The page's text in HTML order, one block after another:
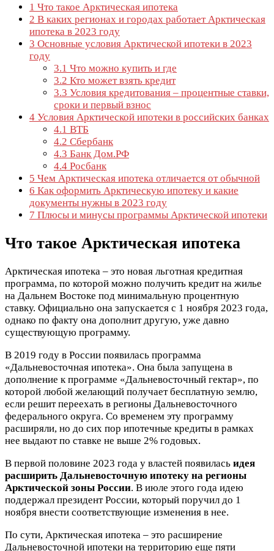
1 Что такое Арктическая ипотека
2 В каких регионах и городах работает Арктическая
ипотека в 2023 году
3 Основные условия Арктической ипотеки в 2023
году
3.1 Что можно купить и где
3.2 Кто может взять кредит
3.3 Условия кредитования – процентные ставки,
сроки и первый взнос
4 Условия Арктической ипотеки в российских банках
4.1 ВТБ
4.2 Сбербанк
4.3 Банк Дом.РФ
4.4 Росбанк
5 Чем Арктическая ипотека отличается от обычной
6 Как оформить Арктическую ипотеку и какие
документы нужны в 2023 году
7 Плюсы и минусы программы Арктической ипотеки
Что такое Арктическая ипотека
Арктическая ипотека – это новая льготная кредитная
программа, по которой можно получить кредит на жилье
на Дальнем Востоке под минимальную процентную
ставку. Официально она запускается с 1 ноября 2023 года,
однако по факту она дополнит другую, уже давно
существующую программу.
В 2019 году в России появилась программа
«Дальневосточная ипотека». Она была запущена в
дополнение к программе «Дальневосточный гектар», по
которой любой желающий получает бесплатную землю,
если решит переехать в регионы Дальневосточного
федерального округа. Со временем эту программу
расширяли, но до сих пор ипотечные кредиты в рамках
нее выдают по ставке не выше 2% годовых.
В первой половине 2023 года у властей появилась идея
расширить Дальневосточную ипотеку на регионы
Арктической зоны России. В июле этого года идею
поддержал президент России, который поручил до 1
ноября внести соответствующие изменения в нее.
По сути, Арктическая ипотека – это расширение
Дальневосточной ипотеки на территорию еще пяти